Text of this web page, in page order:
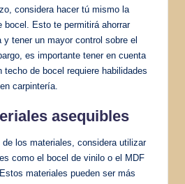
considera hacer tú mismo la
bocel. Esto te permitirá ahorrar
y tener un mayor control sobre el
es importante tener en cuenta
techo de bocel requiere habilidades
carpintería.
asequibles
los materiales, considera utilizar
como el bocel de vinilo o el MDF
materiales pueden ser más